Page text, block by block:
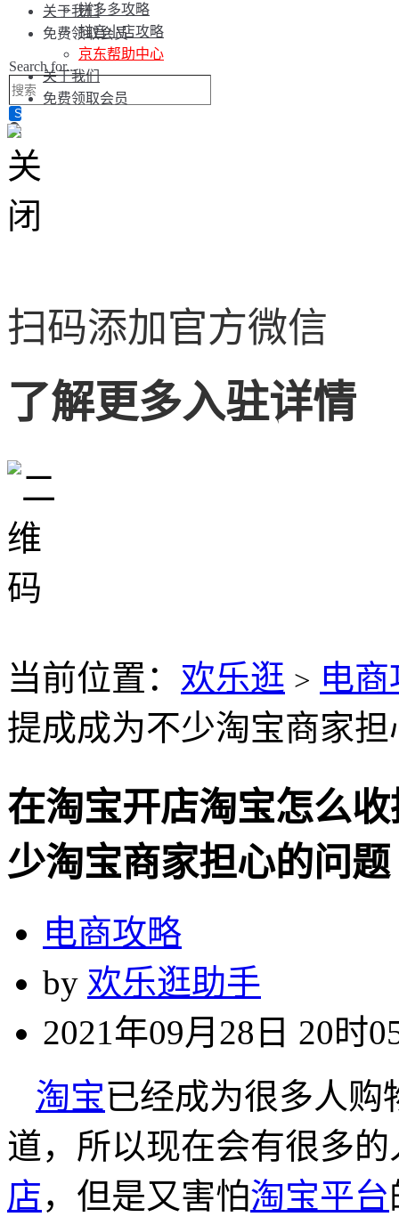
关于我们
免费领取会员
Search for...
拼多多攻略
抖音小店攻略
京东帮助中心
关于我们
免费领取会员
扫码添加官方微信
了解更多入驻详情
当前位置： 欢乐逛 > 电
提成成为不少淘宝商家
在淘宝开店淘宝怎么
少淘宝商家担心的问题
电商攻略
by 欢乐逛助手
2021年09月28日 20时
淘宝已经成为很多人购
道，所以现在会有很多的
店，但是又害怕淘宝平台